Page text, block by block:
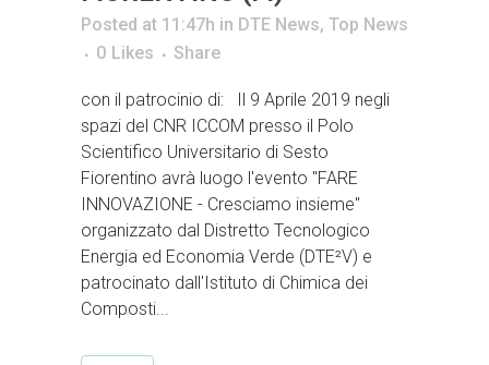
Posted at 11:47h in DTE News, Top News
0 Likes Share
con il patrocinio di: Il 9 Aprile 2019 negli
spazi del CNR ICCOM presso il Polo
Scientifico Universitario di Sesto
Fiorentino avrà luogo l'evento "FARE
INNOVAZIONE - Cresciamo insieme"
organizzato dal Distretto Tecnologico
Energia ed Economia Verde (DTE²V) e
patrocinato dall'Istituto di Chimica dei
Composti...